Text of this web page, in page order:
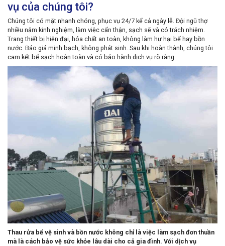
vụ của chúng tôi?
Chúng tôi có mặt nhanh chóng, phục vụ 24/7 kể cả ngày lễ. Đội ngũ thợ
nhiều năm kinh nghiệm, làm việc cẩn thận, sạch sẽ và có trách nhiệm.
Trang thiết bị hiện đại, hóa chất an toàn, không làm hư hại bể hay bồn
nước. Báo giá minh bạch, không phát sinh. Sau khi hoàn thành, chúng tôi
cam kết bể sạch hoàn toàn và có bảo hành dịch vụ rõ ràng.
Thau rửa bể vệ sinh và bồn nước không chỉ là việc làm sạch đơn thuần
mà là cách bảo vệ sức khỏe lâu dài cho cả gia đình. Với dịch vụ